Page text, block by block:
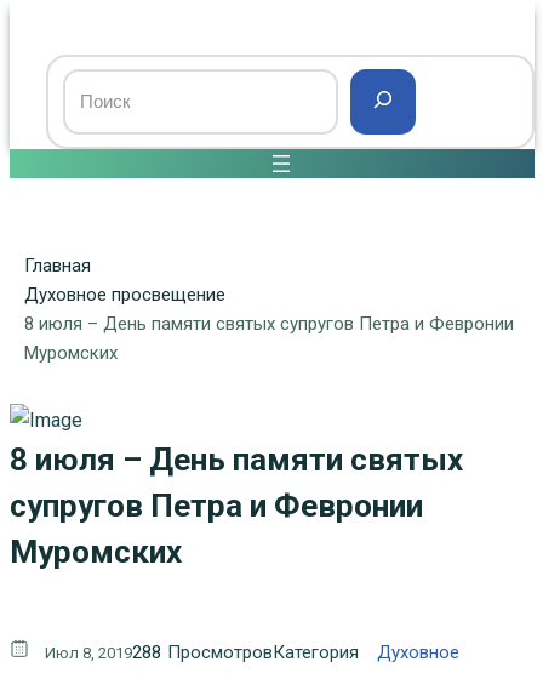
Главная
Духовное просвещение
8 июля – День памяти святых супругов Петра и Февронии
Муромских
8 июля – День памяти святых
супругов Петра и Февронии
Муромских
Июл 8, 2019288 ПросмотровКатегория
Духовное